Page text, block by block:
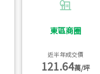
東區商圈
近半年成交價
121.64萬/坪